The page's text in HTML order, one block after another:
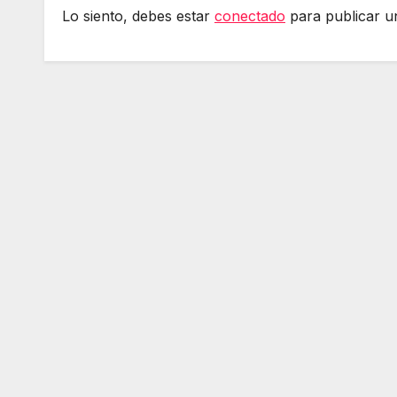
Lo siento, debes estar conectado para publicar